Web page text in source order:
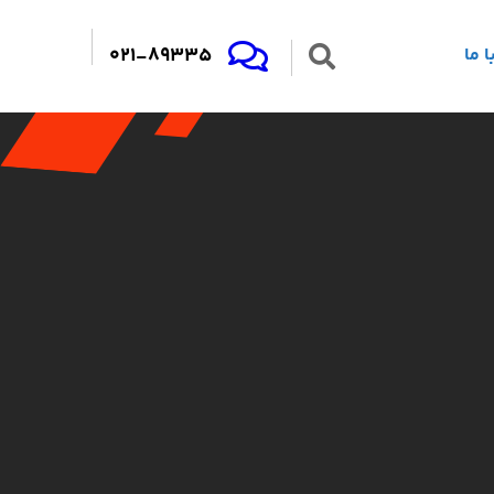
ما 021-89335